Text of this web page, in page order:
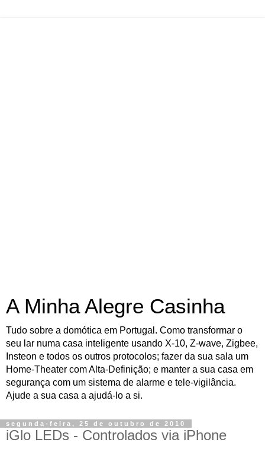
A Minha Alegre Casinha
Tudo sobre a domótica em Portugal. Como transformar o
seu lar numa casa inteligente usando X-10, Z-wave, Zigbee,
Insteon e todos os outros protocolos; fazer da sua sala um
Home-Theater com Alta-Definição; e manter a sua casa em
segurança com um sistema de alarme e tele-vigilância.
Ajude a sua casa a ajudá-lo a si.
segunda-feira, 25 de outubro de 2010
iGlo LEDs - Controlados via iPhone